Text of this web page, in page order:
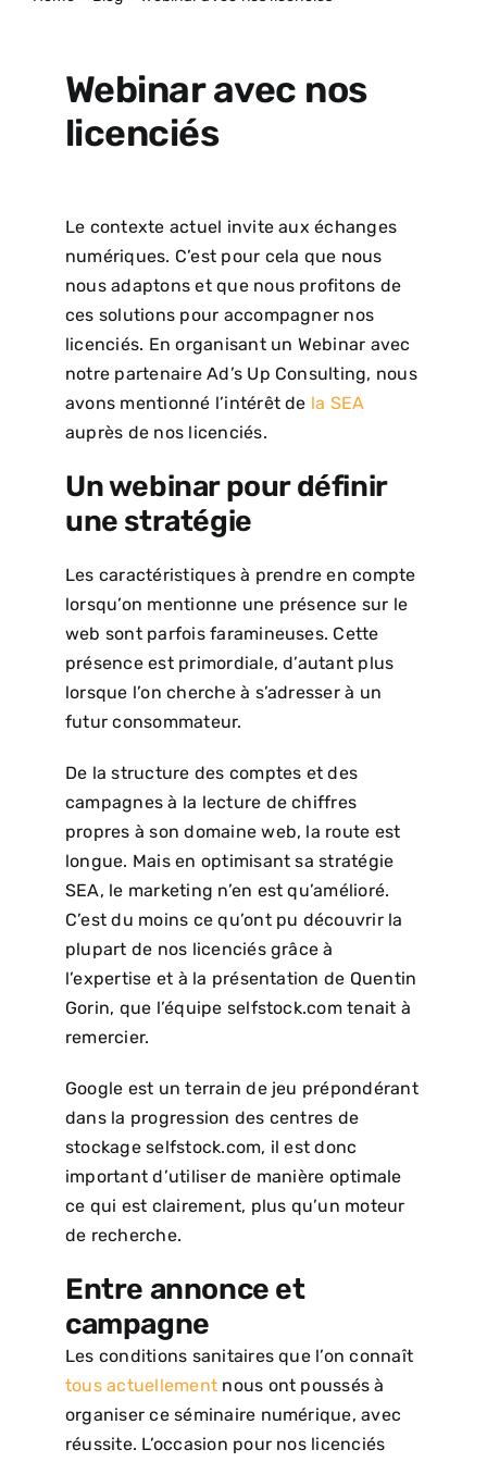
ACTUALITÉS
Webinar avec nos
licenciés
Le contexte actuel invite aux échanges
numériques. C’est pour cela que nous
nous adaptons et que nous profitons de
ces solutions pour accompagner nos
licenciés. En organisant un Webinar avec
notre partenaire Ad’s Up Consulting, nous
avons mentionné l’intérêt de la SEA
auprès de nos licenciés.
Un webinar pour définir
une stratégie
Les caractéristiques à prendre en compte
lorsqu’on mentionne une présence sur le
web sont parfois faramineuses. Cette
présence est primordiale, d’autant plus
lorsque l’on cherche à s’adresser à un
futur consommateur.
De la structure des comptes et des
campagnes à la lecture de chiffres
propres à son domaine web, la route est
longue. Mais en optimisant sa stratégie
SEA, le marketing n’en est qu’amélioré.
C’est du moins ce qu’ont pu découvrir la
plupart de nos licenciés grâce à
l’expertise et à la présentation de Quentin
Gorin, que l’équipe selfstock.com tenait à
remercier.
Google est un terrain de jeu prépondérant
dans la progression des centres de
stockage selfstock.com, il est donc
important d’utiliser de manière optimale
ce qui est clairement, plus qu’un moteur
de recherche.
Entre annonce et
campagne
Les conditions sanitaires que l’on connaît
tous actuellement nous ont poussés à
organiser ce séminaire numérique, avec
réussite. L’occasion pour nos licenciés